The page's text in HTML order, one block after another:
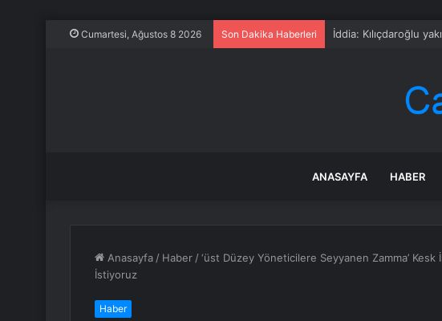
Cumartesi, Ağustos 8 2026 Son Dakika Haberleri İstanbul ESENYURT
ANASAYFA HABER
Anasayfa / Haber /‘üst Düzey Yöneticilere Seyyanen Zamma’
İstiyoruz
Haber